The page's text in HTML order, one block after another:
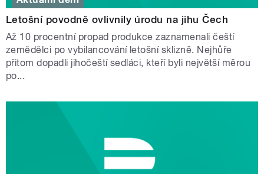
Letošní povodně ovlivnily úrodu na jihu Čech
Až 10 procentní propad produkce zaznamenali čeští
zemědělci po vybilancování letošní sklizně. Nejhůře
přitom dopadli jihočeští sedláci, kteří byli největší měrou
po...